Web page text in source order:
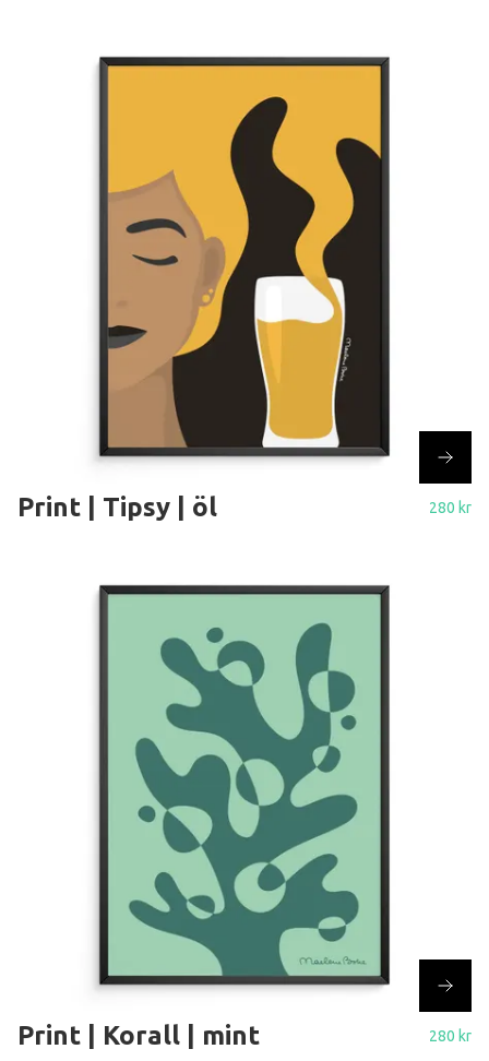
Print | Tipsy | öl 280 kr
Print | Korall | mint 280 kr